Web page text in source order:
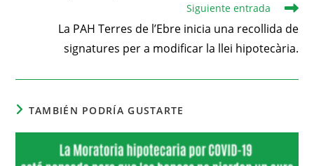
Siguiente entrada
La PAH Terres de l’Ebre inicia una recollida de
signatures per a modificar la llei hipotecària.
TAMBIÉN PODRÍA GUSTARTE